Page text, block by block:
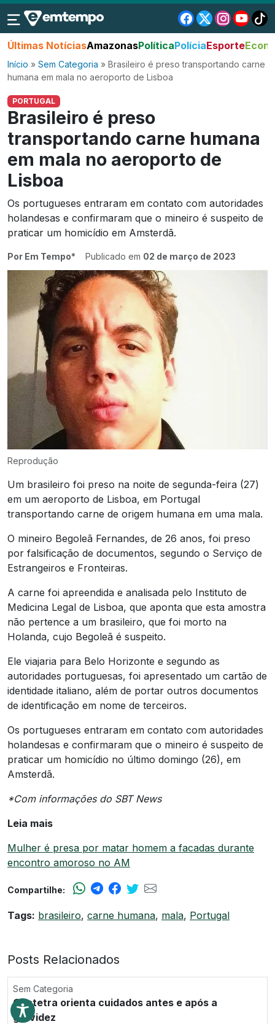
Últimas NotíciasAmazonasPolíticaPolíciaEsporte
Início » Sem Categoria » Brasileiro é preso transportando carne
humana em mala no aeroporto de Lisboa
PORTUGAL
Brasileiro é preso
transportando carne humana
em mala no aeroporto de
Lisboa
Os portugueses entraram em contato com autoridades
holandesas e confirmaram que o mineiro é suspeito de
praticar um homicídio em Amsterdã.
Por Em Tempo* Publicado em 02 de março de 2023
Reprodução
Um brasileiro foi preso na noite de segunda-feira (27)
em um aeroporto de Lisboa, em Portugal
transportando carne de origem humana em uma mala.
O mineiro Begoleã Fernandes, de 26 anos, foi preso
por falsificação de documentos, segundo o Serviço de
Estrangeiros e Fronteiras.
A carne foi apreendida e analisada pelo Instituto de
Medicina Legal de Lisboa, que aponta que esta amostra
não pertence a um brasileiro, que foi morto na
Holanda, cujo Begoleã é suspeito.
Ele viajaria para Belo Horizonte e segundo as
autoridades portuguesas, foi apresentado um cartão de
identidade italiano, além de portar outros documentos
de identificação em nome de terceiros.
Os portugueses entraram em contato com autoridades
holandesas e confirmaram que o mineiro é suspeito de
praticar um homicídio no último domingo (26), em
Amsterdã.
*Com informações do SBT News
Leia mais
Mulher é presa por matar homem a facadas durante
encontro amoroso no AM
Compartilhe:
Tags: brasileiro, carne humana, mala, Portugal
Posts Relacionados
Sem Categoria
Obstetra orienta cuidados antes e após a
gravidez